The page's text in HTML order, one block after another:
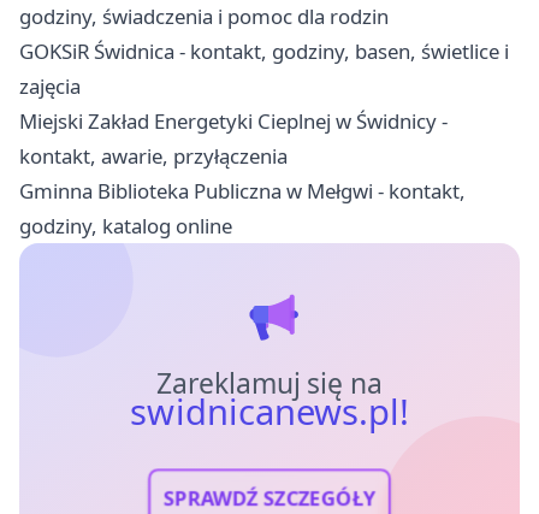
godziny, świadczenia i pomoc dla rodzin
GOKSiR Świdnica - kontakt, godziny, basen, świetlice i
zajęcia
Miejski Zakład Energetyki Cieplnej w Świdnicy -
kontakt, awarie, przyłączenia
Gminna Biblioteka Publiczna w Mełgwi - kontakt,
godziny, katalog online
Zareklamuj się na
swidnicanews.pl!
SPRAWDŹ SZCZEGÓŁY